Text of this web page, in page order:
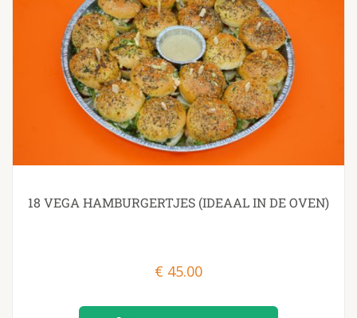
18 VEGA HAMBURGERTJES (IDEAAL IN DE OVEN)
€ 45.00